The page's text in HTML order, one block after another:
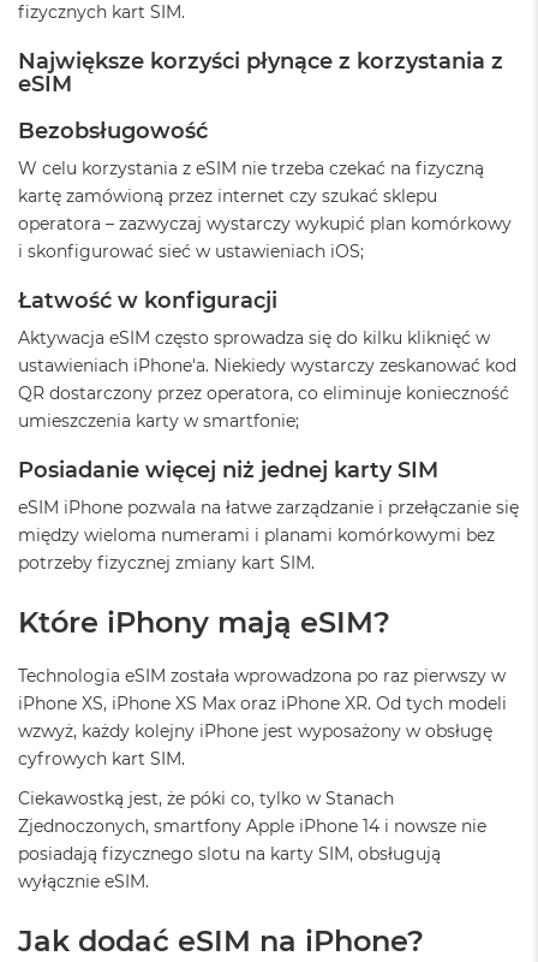
M
c
o
N
e
o
u
t
l
n
y
R
ó
M
a
c
B
k
e
o
n
d
g
o
a
B
fizycznych kart SIM.
Największe korzyści płynące z korzystania z
eSIM
Bezobsługowość
W celu korzystania z eSIM nie trzeba czekać na fizyczną
kartę zamówioną przez internet czy szukać sklepu
operatora – zazwyczaj wystarczy wykupić plan komórkowy
i skonfigurować sieć w ustawieniach iOS;
Łatwość w konfiguracji
Aktywacja eSIM często sprowadza się do kilku kliknięć w
ustawieniach iPhone'a. Niekiedy wystarczy zeskanować kod
QR dostarczony przez operatora, co eliminuje konieczność
umieszczenia karty w smartfonie;
Posiadanie więcej niż jednej karty SIM
eSIM iPhone pozwala na łatwe zarządzanie i przełączanie się
między wieloma numerami i planami komórkowymi bez
potrzeby fizycznej zmiany kart SIM.
Które iPhony mają eSIM?
Technologia eSIM została wprowadzona po raz pierwszy w
iPhone XS, iPhone XS Max oraz iPhone XR. Od tych modeli
wzwyż, każdy kolejny iPhone jest wyposażony w obsługę
cyfrowych kart SIM.
Ciekawostką jest, że póki co, tylko w Stanach
Zjednoczonych, smartfony Apple iPhone 14 i nowsze nie
posiadają fizycznego slotu na karty SIM, obsługują
wyłącznie eSIM.
Jak dodać eSIM na iPhone?